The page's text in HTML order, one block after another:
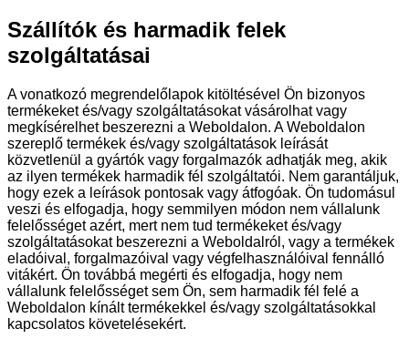
Szállítók és harmadik felek
szolgáltatásai
A vonatkozó megrendelőlapok kitöltésével Ön bizonyos
termékeket és/vagy szolgáltatásokat vásárolhat vagy
megkísérelhet beszerezni a Weboldalon. A Weboldalon
szereplő termékek és/vagy szolgáltatások leírását
közvetlenül a gyártók vagy forgalmazók adhatják meg, akik
az ilyen termékek harmadik fél szolgáltatói. Nem garantáljuk,
hogy ezek a leírások pontosak vagy átfogóak. Ön tudomásul
veszi és elfogadja, hogy semmilyen módon nem vállalunk
felelősséget azért, mert nem tud termékeket és/vagy
szolgáltatásokat beszerezni a Weboldalról, vagy a termékek
eladóival, forgalmazóival vagy végfelhasználóival fennálló
vitákért. Ön továbbá megérti és elfogadja, hogy nem
vállalunk felelősséget sem Ön, sem harmadik fél felé a
Weboldalon kínált termékekkel és/vagy szolgáltatásokkal
kapcsolatos követelésekért.